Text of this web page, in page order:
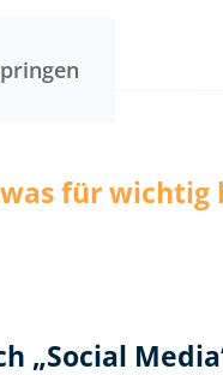
für wichtig
„Social